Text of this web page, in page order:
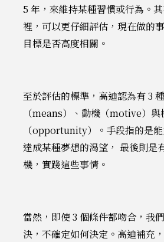
5 年，來維持某種習慣或行為。
裡，可以更仔細評估，現在做的
目標是否高度相關。
至於評估的標準，高迪認為有 3
（means）、動機（motive）與
（opportunity）。手段指的是
達成某種夢想的渴望， 最後則是
機，實踐這些事情。
當然，即使 3 個條件都吻合，我
決，不確定如何決定。高迪補充